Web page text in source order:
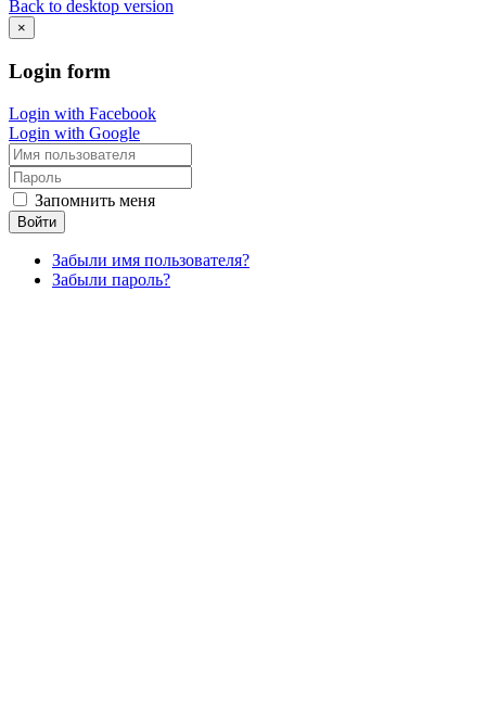
Back to desktop version
×
Login form
Login with Facebook
Login with Google
Запомнить меня
Войти
Забыли имя пользователя?
Забыли пароль?